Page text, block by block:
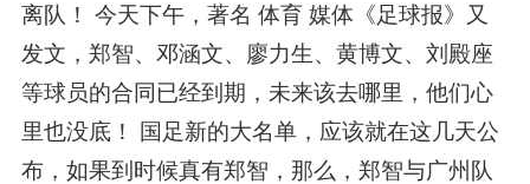
离队！ 今天下午，著名 体育 媒体《足球报》又
发文，郑智、邓涵文、廖力生、黄博文、刘殿座
等球员的合同已经到期，未来该去哪里，他们心
里也没底！ 国足新的大名单，应该就在这几天公
布，如果到时候真有郑智，那么，郑智与广州队